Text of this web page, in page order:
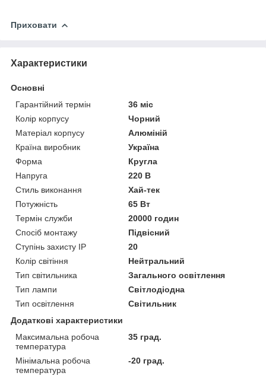
Приховати
Характеристики
Основні
Гарантійний термін
36 міс
Колір корпусу
Чорний
Матеріал корпусу
Алюміній
Країна виробник
Україна
Форма
Кругла
Напруга
220 В
Стиль виконання
Хай-тек
Потужність
65 Вт
Термін служби
20000 годин
Спосіб монтажу
Підвісний
Ступінь захисту IP
20
Колір світіння
Нейтральний
Тип світильника
Загального освітлення
Тип лампи
Світлодіодна
Тип освітлення
Світильник
Додаткові характеристики
Максимальна робоча
температура
35 град.
Мінімальна робоча
температура
-20 град.